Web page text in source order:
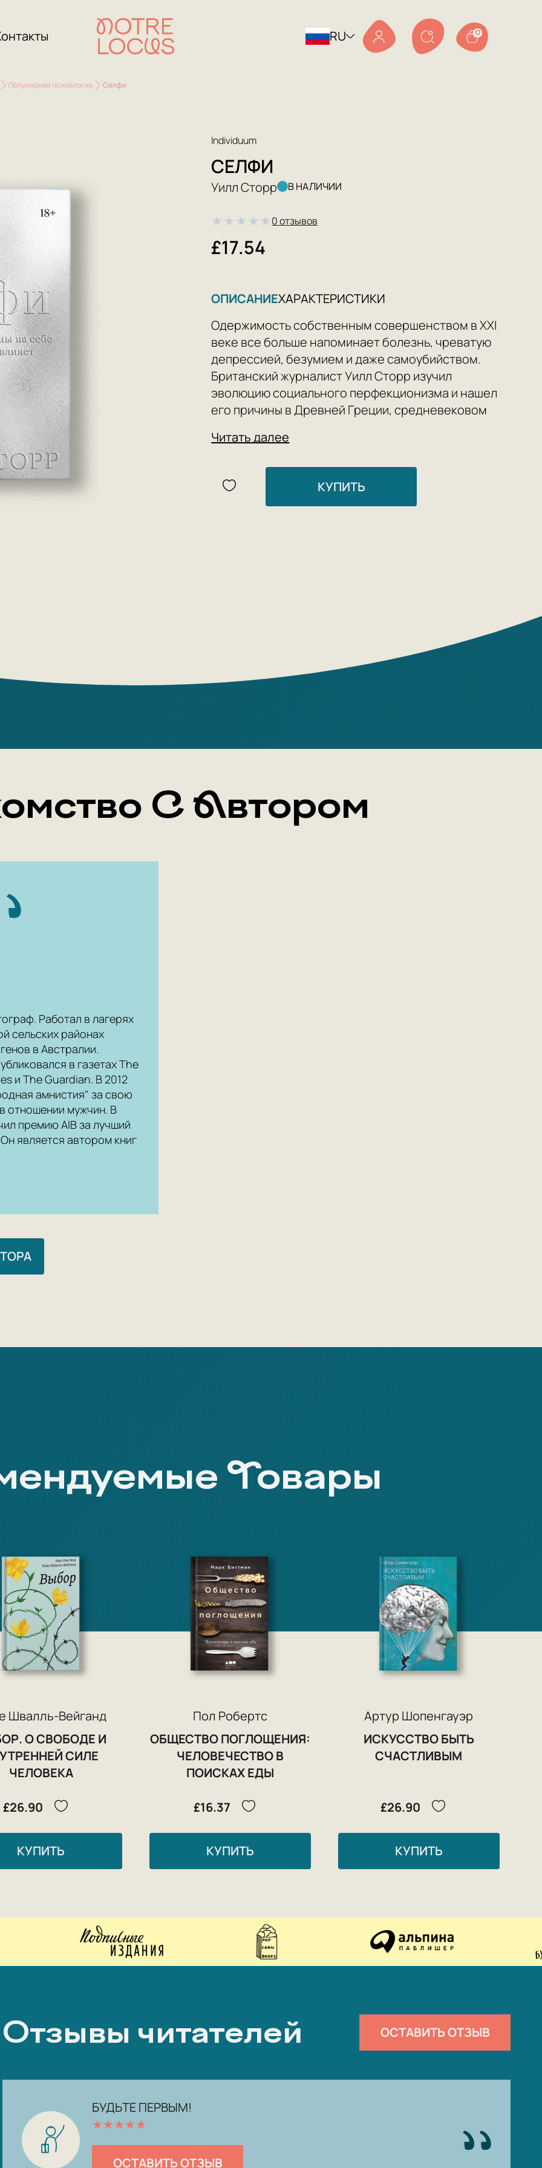
RU 0
Популярная психология Селфи
Individuum
СЕЛФИ
Уилл Сторр В НАЛИЧИИ
★★★★★0 отзывов
£17.54
ОПИСАНИЕХАРАКТЕРИСТИКИ
Одержимость собственным совершенством в XXI
веке все больше напоминает болезнь, чреватую
депрессией, безумием и даже самоубийством.
Британский журналист Уилл Сторр изучил
эволюцию социального перфекционизма и нашел
его причины в Древней Греции, средневековом
современной Кремниевой долине.
Author: Уилл Сторр
Publishing House: Individuum
Читать далее
КУПИТЬ
С Автором
Работал в лагерях
сельских районах
в Австралии.
в газетах The
и The Guardian. В 2012
амнистия" за свою
отношении мужчин. В
премию AIB за лучший
является автором книг
Товары
Швалль-Вейганд
О СВОБОДЕ И
СИЛЕ
ЧЕЛОВЕКА
£26.90
КУПИТЬ
Пол Робертс
ОБЩЕСТВО ПОГЛОЩЕНИЯ:
ЧЕЛОВЕЧЕСТВО В
ПОИСКАХ ЕДЫ
£16.37
КУПИТЬ
Артур Шопенгауэр
ИСКУССТВО БЫТЬ
СЧАСТЛИВЫМ
£26.90
КУПИТЬ
Отзывы читателей ОСТАВИТЬ ОТЗЫВ
БУДЬТЕ ПЕРВЫМ!
★★★★★
ОСТАВИТЬ ОТЗЫВ